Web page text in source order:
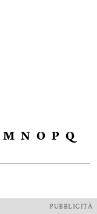
M N O P Q
PUBBLICITÀ